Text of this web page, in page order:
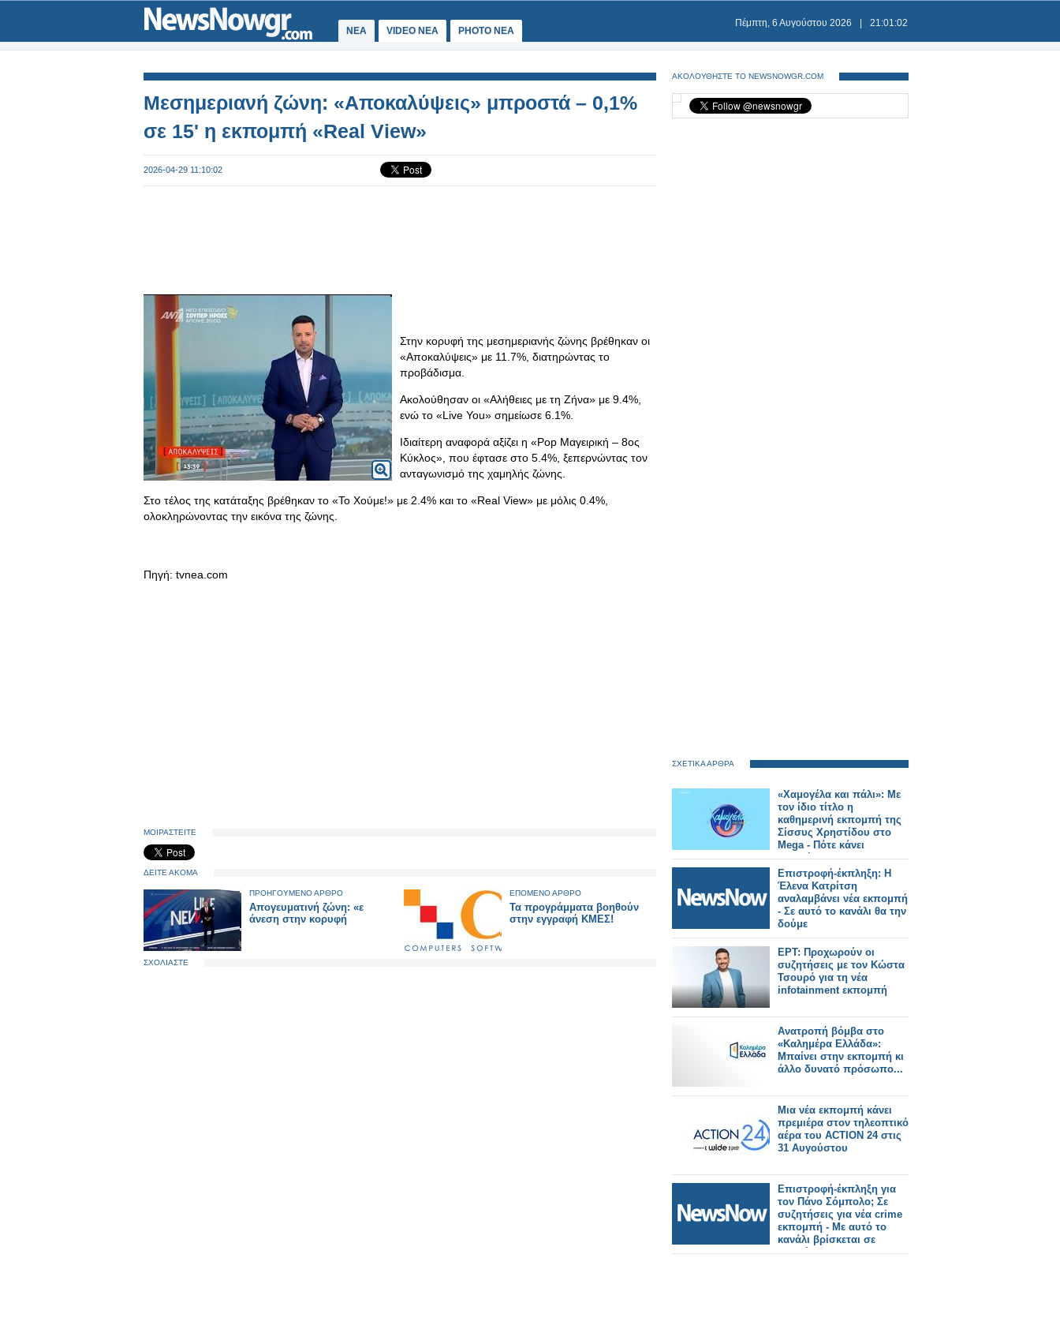
ΝΕΑ VIDEO NEA PHOTO NEA
Πέμπτη, 6 Αυγούστου 2026 21:01:02
Μεσημεριανή ζώνη: «Αποκαλύψεις» μπροστά – 0,1%
σε 15' η εκπομπή «Real View»
2026-04-29 11:10:02
Στην κορυφή της μεσημεριανής ζώνης βρέθηκαν οι
«Αποκαλύψεις» με 11.7%, διατηρώντας το
προβάδισμα.
Ακολούθησαν οι «Αλήθειες με τη Ζήνα» με 9.4%,
ενώ το «Live You» σημείωσε 6.1%.
Ιδιαίτερη αναφορά αξίζει η «Pop Μαγειρική – 8ος
Κύκλος», που έφτασε στο 5.4%, ξεπερνώντας τον
ανταγωνισμό της χαμηλής ζώνης.
Στο τέλος της κατάταξης βρέθηκαν το «Το Χούμε!» με 2.4% και το «Real View» με μόλις 0.4%,
ολοκληρώνοντας την εικόνα της ζώνης.
Πηγή: tvnea.com
ΜΟΙΡΑΣΤΕΙΤΕ
ΔΕΙΤΕ ΑΚΟΜΑ
ΠΡΟΗΓΟΥΜΕΝΟ ΑΡΘΡΟ
Απογευματινή ζώνη: «ε
άνεση στην κορυφή
ΕΠΟΜΕΝΟ ΑΡΘΡΟ
Τα προγράμματα βοηθούν
στην εγγραφή ΚΜΕΣ!
ΣΧΟΛΙΑΣΤΕ
ΑΚΟΛΟΥΘΗΣΤΕ ΤΟ NEWSNOWGR.COM
ΣΧΕΤΙΚΑ ΑΡΘΡΑ
«Χαμογέλα και πάλι»: Με
τον ίδιο τίτλο η
καθημερινή εκπομπή της
Σίσσυς Χρηστίδου στο
Mega - Πότε κάνει
πρεμιέρα;
Επιστροφή-έκπληξη: Η
Έλενα Κατρίτση
αναλαμβάνει νέα εκπομπή
- Σε αυτό το κανάλι θα την
δούμε
ΕΡΤ: Προχωρούν οι
συζητήσεις με τον Κώστα
Τσουρό για τη νέα
infotainment εκπομπή
Ανατροπή βόμβα στο
«Καλημέρα Ελλάδα»:
Μπαίνει στην εκπομπή κι
άλλο δυνατό πρόσωπο...
Μια νέα εκπομπή κάνει
πρεμιέρα στον τηλεοπτικό
αέρα του ACTION 24 στις
31 Αυγούστου
Επιστροφή-έκπληξη για
τον Πάνο Σόμπολο; Σε
συζητήσεις για νέα crime
εκπομπή - Με αυτό το
κανάλι βρίσκεται σε
επαφές